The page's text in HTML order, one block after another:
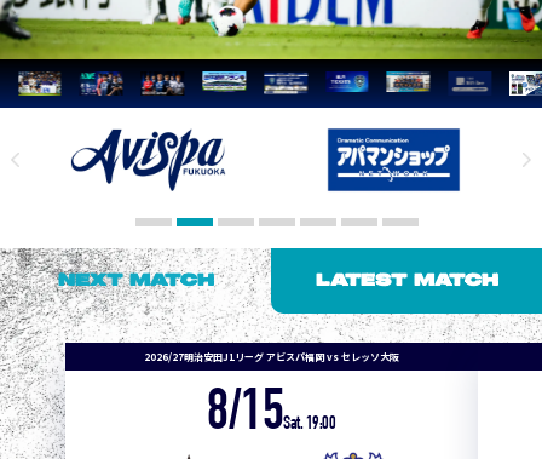
NEXT MATCH LATEST MATCH
2026/27明治安田J1リーグ アビスパ福岡 vs セレッソ大阪
8/15Sat. 19:00